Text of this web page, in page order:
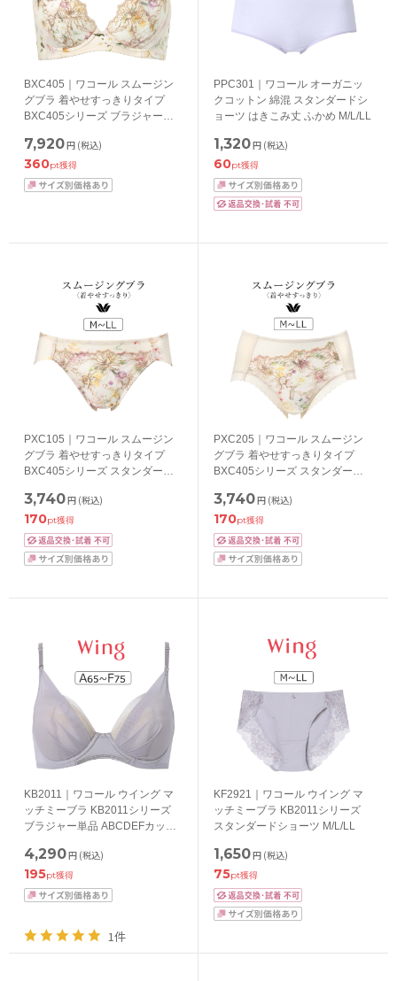
BXC405｜ワコール スムージン
グブラ 着やせすっきりタイプ
BXC405シリーズ ブラジャー単
65/70/75/80/85cm
7,920円 (税込)
360pt獲得
PPC301｜ワコール オーガニッ
クコットン 綿混 スタンダードシ
ョーツ はきこみ丈 ふかめ M/L/LL
1,320円 (税込)
60pt獲得
PXC105｜ワコール スムージン
グブラ 着やせすっきりタイプ
BXC405シリーズ スタンダード
ライズ M/L/LL
3,740円 (税込)
170pt獲得
PXC205｜ワコール スムージン
グブラ 着やせすっきりタイプ
BXC405シリーズ スタンダード
M/L/LL
3,740円 (税込)
170pt獲得
KB2011｜ワコール ウイング マ
ッチミーブラ KB2011シリーズ
ブラジャー単品 ABCDEFカップ
4,290円 (税込)
195pt獲得
1件
KF2921｜ワコール ウイング マ
ッチミーブラ KB2011シリーズ
スタンダードショーツ M/L/LL
1,650円 (税込)
75pt獲得